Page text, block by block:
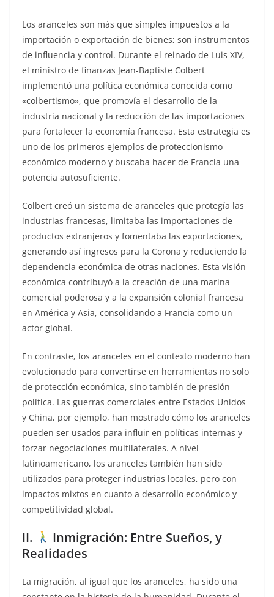
Los aranceles son más que simples impuestos a la
importación o exportación de bienes; son instrumentos
de influencia y control. Durante el reinado de Luis XIV,
el ministro de finanzas Jean-Baptiste Colbert
implementó una política económica conocida como
«colbertismo», que promovía el desarrollo de la
industria nacional y la reducción de las importaciones
para fortalecer la economía francesa. Esta estrategia es
uno de los primeros ejemplos de proteccionismo
económico moderno y buscaba hacer de Francia una
potencia autosuficiente.
Colbert creó un sistema de aranceles que protegía las
industrias francesas, limitaba las importaciones de
productos extranjeros y fomentaba las exportaciones,
generando así ingresos para la Corona y reduciendo la
dependencia económica de otras naciones. Esta visión
económica contribuyó a la creación de una marina
comercial poderosa y a la expansión colonial francesa
en América y Asia, consolidando a Francia como un
actor global.
En contraste, los aranceles en el contexto moderno han
evolucionado para convertirse en herramientas no solo
de protección económica, sino también de presión
política. Las guerras comerciales entre Estados Unidos
y China, por ejemplo, han mostrado cómo los aranceles
pueden ser usados para influir en políticas internas y
forzar negociaciones multilaterales. A nivel
latinoamericano, los aranceles también han sido
utilizados para proteger industrias locales, pero con
impactos mixtos en cuanto a desarrollo económico y
competitividad global.
II.
Inmigración: Entre Sueños, y
Realidades
La migración, al igual que los aranceles, ha sido una